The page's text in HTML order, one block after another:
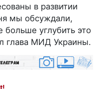
в развитии
мы обсуждали,
углубить это
глава МИД Украины.